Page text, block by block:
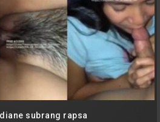
subrang rapsa